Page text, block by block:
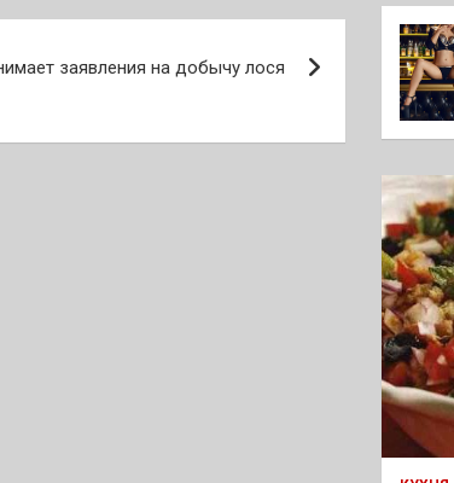
заявления на добычу лося